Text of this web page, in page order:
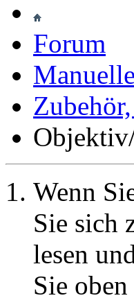
Forum
Wenn
Sie sich
lesen
Sie